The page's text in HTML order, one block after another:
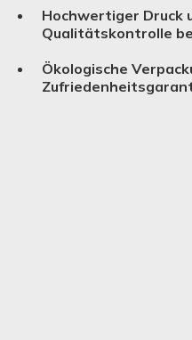
Hochwertiger Druck
Qualitätskontrolle
Ökologische